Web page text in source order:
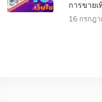
การขายเ
16 กรกฎ